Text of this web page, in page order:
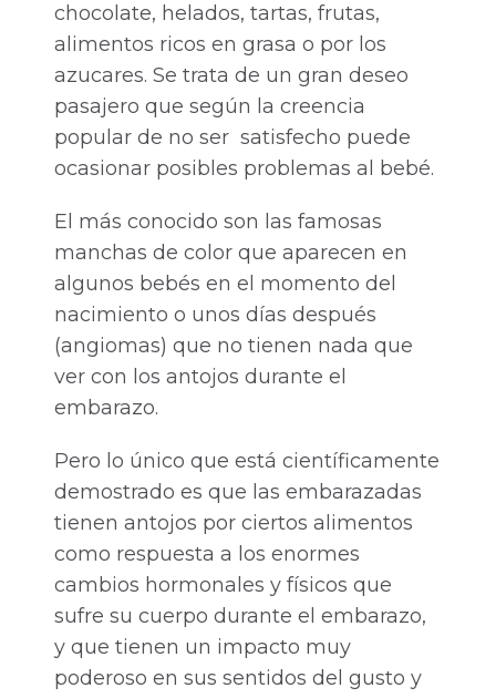
chocolate, helados, tartas, frutas,
alimentos ricos en grasa o por los
azucares. Se trata de un gran deseo
pasajero que según la creencia
popular de no ser satisfecho puede
ocasionar posibles problemas al bebé.
El más conocido son las famosas
manchas de color que aparecen en
algunos bebés en el momento del
nacimiento o unos días después
(angiomas) que no tienen nada que
ver con los antojos durante el
embarazo.
Pero lo único que está científicamente
demostrado es que las embarazadas
tienen antojos por ciertos alimentos
como respuesta a los enormes
cambios hormonales y físicos que
sufre su cuerpo durante el embarazo,
y que tienen un impacto muy
poderoso en sus sentidos del gusto y